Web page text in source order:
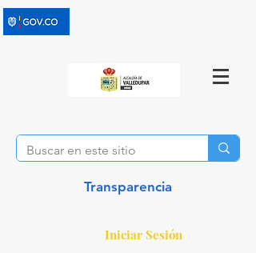
Transparencia
Iniciar Sesión